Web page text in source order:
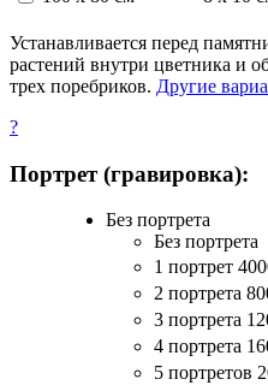
Устанавливается перед
растений внутри цветника и
трех поребриков. Другие
?
Портрет (гравировка):
Без портрета
Без портрета
1 портрет
2 портрета
3 портрета
4 портрета
5 портретов